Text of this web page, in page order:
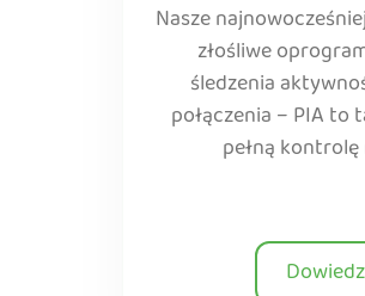
Nasze
złośliwe
śledzenia
połączenia – PIA
pełną